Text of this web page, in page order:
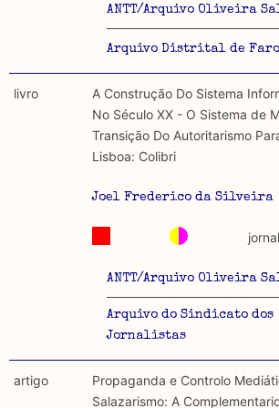
ANTT/Arquivo Oliveira
Arquivo Distrital de Faro
livro
A Construção Do Sistema
No Século XX - O Sistema de
Transição Do Autoritarismo
Lisboa: Colibri
Joel Frederico da Silveira
ANTT/Arquivo Oliveira
Arquivo do Sindicato dos
Jornalistas
artigo
Propaganda e Controlo
Salazarismo: A